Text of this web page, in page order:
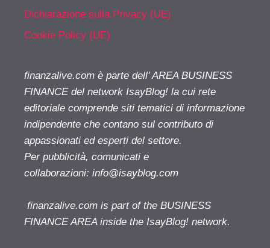
Dichiarazione sulla Privacy (UE)
Cookie Policy (UE)
finanzalive.com è parte dell' AREA BUSINESS
FINANCE del network IsayBlog! la cui rete
editoriale comprende siti tematici di informazione
indipendente che contano sul contributo di
appassionati ed esperti del settore.
Per pubblicità, comunicati e
collaborazioni: info@isayblog.com
finanzalive.com is part of the BUSINESS
FINANCE AREA inside the IsayBlog! network.